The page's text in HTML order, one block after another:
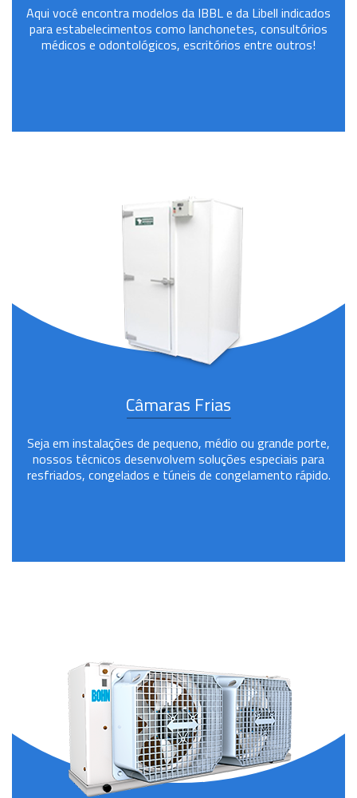
Aqui você encontra modelos da IBBL e da Libell indicados
para estabelecimentos como lanchonetes, consultórios
médicos e odontológicos, escritórios entre outros!
Câmaras Frias
Seja em instalações de pequeno, médio ou grande porte,
nossos técnicos desenvolvem soluções especiais para
resfriados, congelados e túneis de congelamento rápido.